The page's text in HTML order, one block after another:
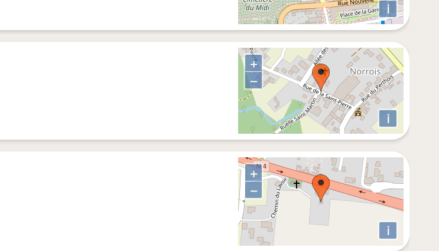
i
+
−
i
+
−
i